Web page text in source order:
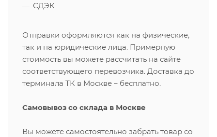
СДЭК
Отправки оформляются как на физические,
так и на юридические лица. Примерную
стоимость вы можете рассчитать на сайте
соответствующего перевозчика. Доставка до
терминала ТК в Москве – бесплатно.
Самовывоз со склада в Москве
Вы можете самостоятельно забрать товар со